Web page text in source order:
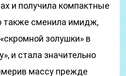
и получила компактные
также сменила имидж,
золушки» в
и стала значительно
массу прежде